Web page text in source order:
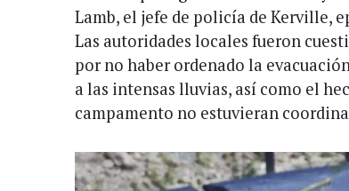
Lamb, el jefe de policía de Kerville,
Las autoridades locales fueron
por no haber ordenado la
a las intensas lluvias, así como el
campamento no estuvieran